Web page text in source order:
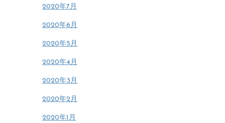
2020年7月
2020年6月
2020年5月
2020年4月
2020年3月
2020年2月
2020年1月